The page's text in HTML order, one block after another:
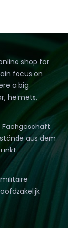
shop for
focus on
a big
helmets,
Fachgeschäft
aus dem